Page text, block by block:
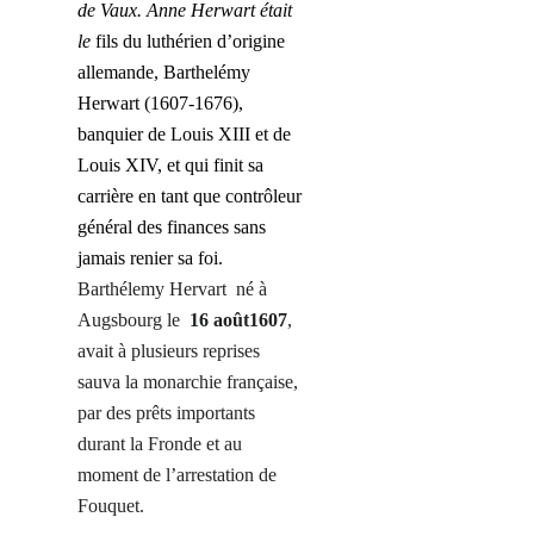
de Vaux. Anne Herwart était
le fils du luthérien d’origine
allemande, Barthelémy
Herwart (1607-1676),
banquier de Louis XIII et de
Louis XIV, et qui finit sa
carrière en tant que contrôleur
général des finances sans
jamais renier sa foi.
Barthélemy Hervart né à
Augsbourg le 16 août1607,
avait à plusieurs reprises
sauva la monarchie française,
par des prêts importants
durant la Fronde et au
moment de l’arrestation de
Fouquet.